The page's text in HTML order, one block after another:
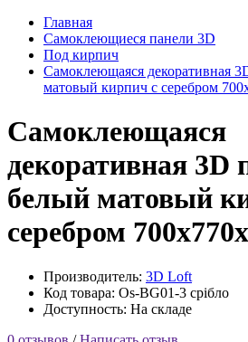
Главная
Самоклеющиеся панели 3D
Под кирпич
Самоклеющаяся декоративная
матовый кирпич с серебром
Самоклеющаяся
декоративная 3D
белый матовый
серебром
Производитель: 3D Loft
Код товара: Os-BG01-3 срібло
Доступность: На складе